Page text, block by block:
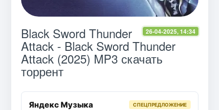
26-04-2025, 14:34
Black Sword Thunder
Attack - Black Sword Thunder
Attack (2025) MP3 скачать
торрент
Яндекс Музыка СПЕЦПРЕДЛОЖЕНИЕ